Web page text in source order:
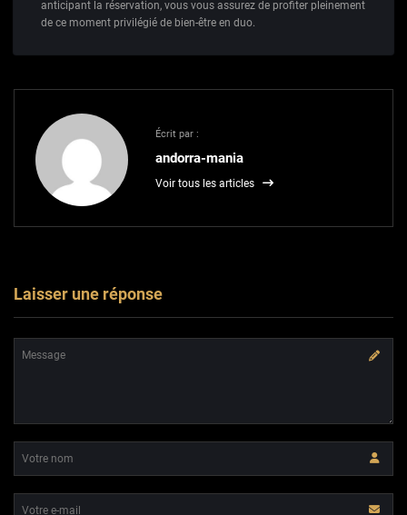
anticipant la réservation, vous vous assurez de profiter pleinement
de ce moment privilégié de bien-être en duo.
Écrit par :
andorra-mania
Voir tous les articles
Laisser une réponse